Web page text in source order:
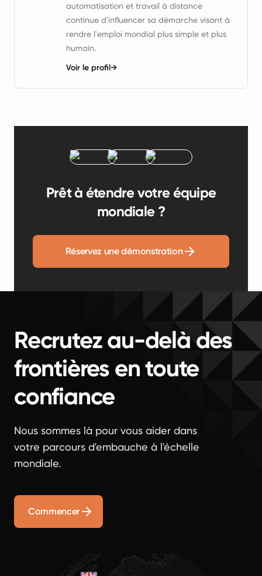
automatisation et travail à distance
continue d'influencer sa démarche visant à
rendre l'emploi mondial plus simple et plus
humain.
Voir le profil→
Prêt à étendre votre équipe
mondiale ?
Réservez une démonstration
Recrutez au-delà des
frontières en toute
confiance
Nous sommes là pour vous aider dans
votre parcours d'embauche à l'échelle
mondiale.
Commencer